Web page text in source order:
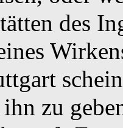
des
zu